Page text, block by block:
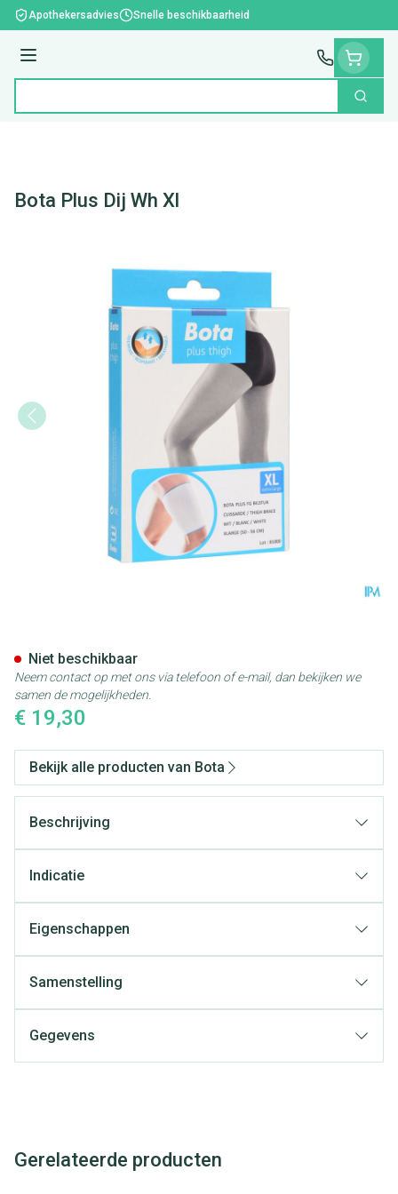
Ga naar de inhoud
Apothekersadvies Snelle beschikbaarheid
Menu
Zoek
Bota Plus Dij Wh Xl
€ 19,30
Niet beschikbaar
Neem contact op met ons via telefoon of e-mail, dan bekijken we
samen de mogelijkheden.
Bekijk alle producten van Bota
Beschrijving
Indicatie
Eigenschappen
Samenstelling
Gegevens
Gerelateerde producten